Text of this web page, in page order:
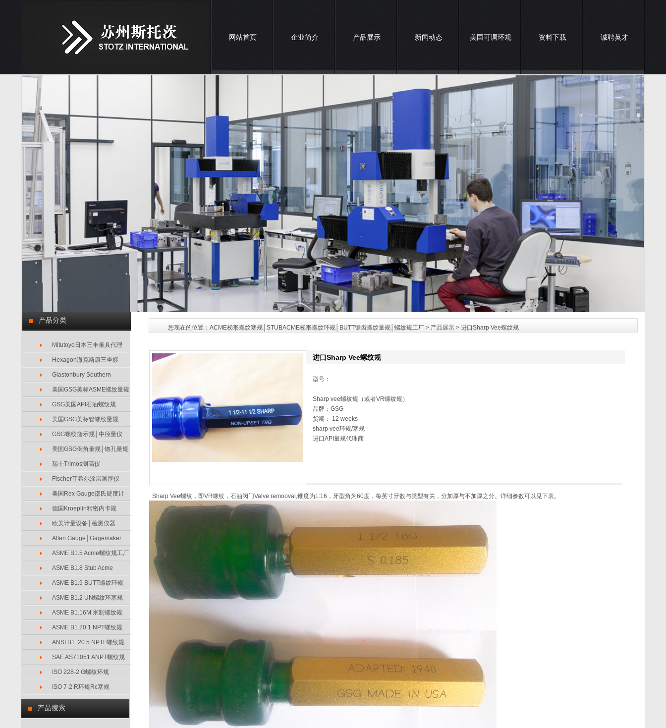
网站首页 企业简介 产品展示 新闻动态 美国可调环规 资料下载 诚聘英才
产品搜索
您现在的位置： ACME梯形螺纹塞规│STUBACME梯形螺纹环规│BUTT锯齿螺纹量规│螺纹规工厂 > 产品展示 > 进口Sharp Vee螺纹规
产品分类
Mitutoyo日本三丰量具代理
Hexagon海克斯康三坐标
Glastonbury Southern
美国GSG美标ASME螺纹量规
GSG美国API石油螺纹规
美国GSG美标管螺纹量规
GSG螺纹指示规│中径量仪
美国GSG倒角量规│锪孔量规
瑞士Trimos测高仪
Fischer菲希尔涂层测厚仪
美国Rex Gauge邵氏硬度计
德国Kroeplin精密内卡规
欧美计量设备│检测仪器
Allen Gauge│Gagemaker
ASME B1.5 Acme螺纹规工厂
ASME B1.8 Stub Acme
ASME B1.9 BUTT螺纹环规
ASME B1.2 UN螺纹环塞规
ASME B1.16M 米制螺纹规
ASME B1.20.1 NPT螺纹规
ANSI B1. 20.5 NPTF螺纹规
SAE AS71051 ANPT螺纹规
ISO 228-2 G螺纹环规
ISO 7-2 R环规Rc塞规
进口Sharp Vee螺纹规
型号：
Sharp vee螺纹规（或者VR螺纹规）
品牌：GSG
货期： 12 weeks
sharp vee环规/塞规
进口API量规代理商
Sharp Vee螺纹，即VR螺纹，石油阀门Valve remooval,锥度为1:16，牙型角为60度，每英寸牙数与类型有关，分加厚与不加厚之分。详细参数可以见下表。